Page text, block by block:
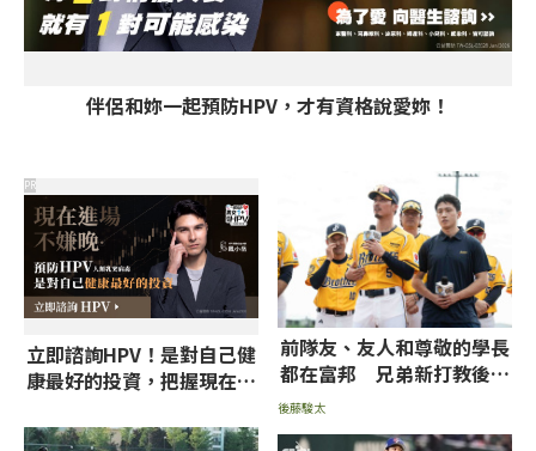
伴侶和妳一起預防HPV，才有資格說愛妳！
立即諮詢HPV！是對自己健
康最好的投資，把握現在不
PR
前隊友、友人和尊敬的學長
都在富邦 兄弟新打教後藤
駿太：不想輸他們
後藤駿太